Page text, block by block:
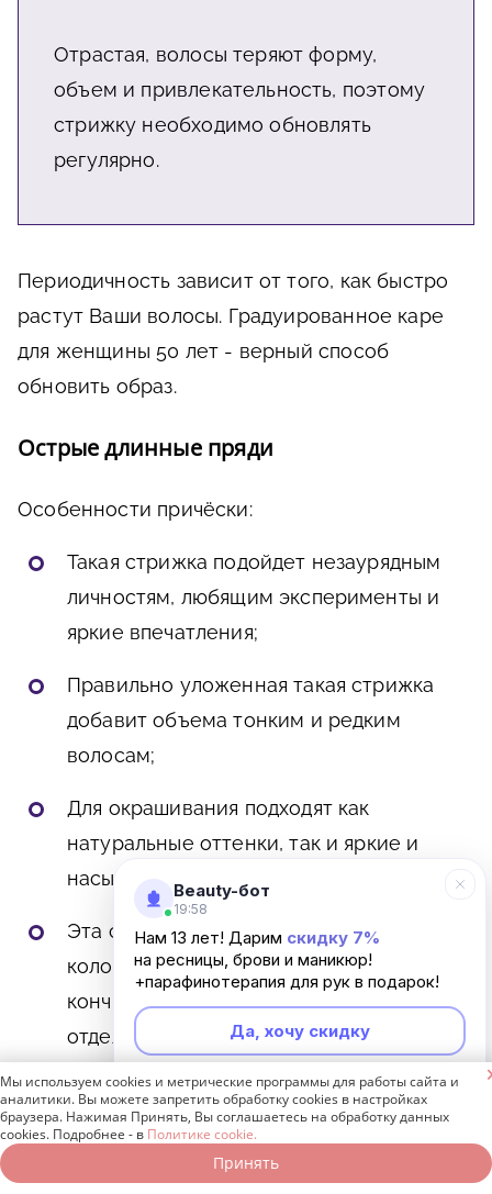
Отрастая, волосы теряют форму,
объем и привлекательность, поэтому
стрижку необходимо обновлять
регулярно.
Периодичность зависит от того, как быстро
растут Ваши волосы. Градуированное каре
для женщины 50 лет - верный способ
обновить образ.
Острые длинные пряди
Особенности причёски:
Такая стрижка подойдет незаурядным
личностям, любящим эксперименты и
яркие впечатления;
Правильно уложенная такая стрижка
добавит объема тонким и редким
волосам;
Для окрашивания подходят как
натуральные оттенки, так и яркие и
насыщенные тона;
Эта стрижка хорошо примет
колорирование, сдержанное омбре на
кончиках. Допустимо выделение
отдельных прядок;
Beauty-бот
19:58
Нам 13 лет! Дарим скидку 7%
на ресницы, брови и маникюр!
+парафинотерапия для рук в подарок!
Да, хочу скидку
Неинтересно
Мы используем cookies и метрические программы для работы сайта и
аналитики. Вы можете запретить обработку cookies в настройках
браузера. Нажимая Принять, Вы соглашаетесь на обработку данных
cookies. Подробнее - в Политике cookie.
Принять